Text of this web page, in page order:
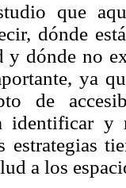
que
dónde
y dónde no
ya
de
identificar y
estrategias
a los